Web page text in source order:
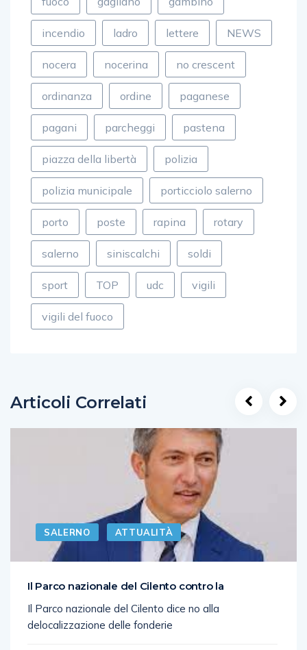
incendio ladro lettere NEWS
nocera nocerina no crescent
ordinanza ordine paganese
pagani parcheggi pastena
piazza della libertà polizia
polizia municipale porticciolo salerno
porto poste rapina rotary
salerno siniscalchi soldi
sport TOP udc vigili
vigili del fuoco
Articoli Correlati
SALERNO ATTUALITÀ
Il Parco nazionale del Cilento contro la
Il Parco nazionale del Cilento dice no alla
delocalizzazione delle fonderie